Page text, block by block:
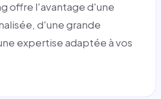
offre l'avantage d'une
d'une grande
expertise adaptée à vos